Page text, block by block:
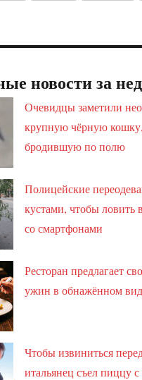
новости за
Очевидцы заметили
крупную чёрную кошку,
бродившую по полю
Полицейские
кустами, чтобы ловить
со смартфонами
Ресторан предлагает
ужин в обнажённом
Чтобы извиниться
итальянец съел пиццу